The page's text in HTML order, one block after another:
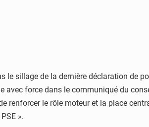
le sillage de la dernière déclaration de
avec force dans le communiqué du
renforcer le rôle moteur et la place
».